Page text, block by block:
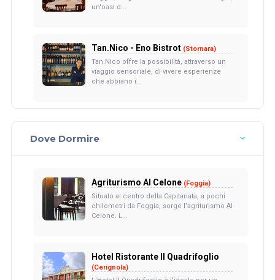
un'oasi d...
Tan.Nico - Eno Bistrot (Stornara)
Tan.Nico offre la possibilità, attraverso un
viaggio sensoriale, di vivere esperienze
che abbiano i...
Dove Dormire
Agriturismo Al Celone (Foggia)
Situato al centro della Capitanata, a pochi
chilometri da Foggia, sorge l’agriturismo Al
Celone. L...
Hotel Ristorante Il Quadrifoglio
(Cerignola)